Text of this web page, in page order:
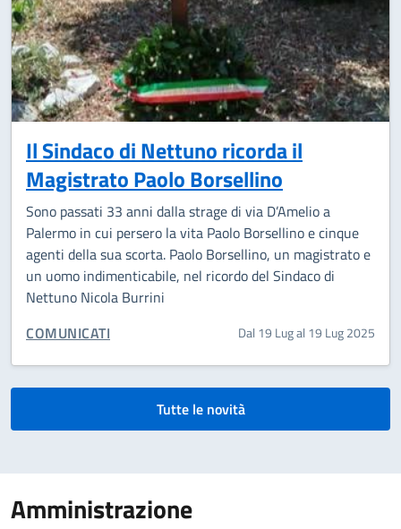
Il Sindaco di Nettuno ricorda il
Magistrato Paolo Borsellino
Sono passati 33 anni dalla strage di via D’Amelio a
Palermo in cui persero la vita Paolo Borsellino e cinque
agenti della sua scorta. Paolo Borsellino, un magistrato e
un uomo indimenticabile, nel ricordo del Sindaco di
Nettuno Nicola Burrini
CATEGORIA CORRELATA:
COMUNICATI Dal 19 Lug al 19 Lug 2025
Tutte le novità
Amministrazione